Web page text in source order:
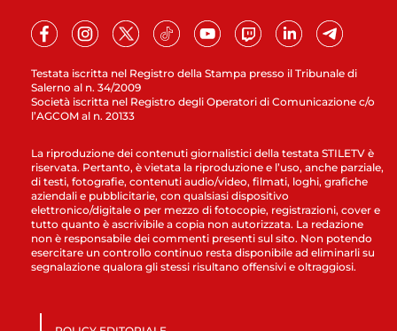
Testata iscritta nel Registro della Stampa presso il Tribunale di
Salerno al n. 34/2009
Società iscritta nel Registro degli Operatori di Comunicazione c/o
l’AGCOM al n. 20133
La riproduzione dei contenuti giornalistici della testata STILETV è
riservata. Pertanto, è vietata la riproduzione e l’uso, anche parziale,
di testi, fotografie, contenuti audio/video, filmati, loghi, grafiche
aziendali e pubblicitarie, con qualsiasi dispositivo
elettronico/digitale o per mezzo di fotocopie, registrazioni, cover e
tutto quanto è ascrivibile a copia non autorizzata. La redazione
non è responsabile dei commenti presenti sul sito. Non potendo
esercitare un controllo continuo resta disponibile ad eliminarli su
segnalazione qualora gli stessi risultano offensivi e oltraggiosi.